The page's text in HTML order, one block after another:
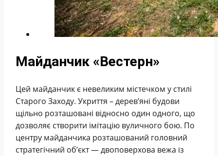
Майданчик «Вестерн»
Цей майданчик є невеликим містечком у стилі
Старого Заходу. Укриття – дерев’яні будови
щільно розташовані відносно один одного, що
дозволяє створити імітацію вуличного бою. По
центру майданчика розташований головний
стратегічний об’єкт — двоповерхова вежа із